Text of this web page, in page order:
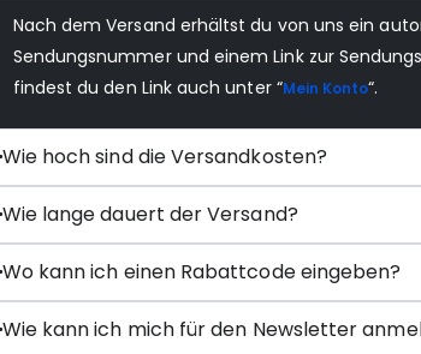
Nach dem Versand erhältst du von uns ein
Sendungsnummer und einem Link zur
findest du den Link auch unter “Mein Konto“.
Wie hoch sind die Versandkosten?
Wie lange dauert der Versand?
Wo kann ich einen Rabattcode eingeben?
Wie kann ich mich für den Newsletter